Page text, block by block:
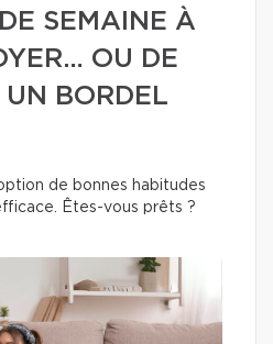
SEMAINE À
OU DE
BORDEL
de bonnes habitudes
Êtes-vous prêts ?